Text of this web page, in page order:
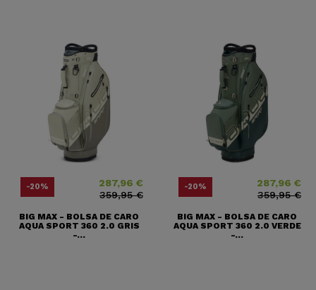
-20% 287,96 €
Precio base
359,95 €
BIG MAX - BOLSA DE CARO
AQUA SPORT 360 2.0 GRIS
-...
-20% 287,96 €
Precio base
359,95 €
BIG MAX - BOLSA DE CARO
AQUA SPORT 360 2.0 VERDE
-...